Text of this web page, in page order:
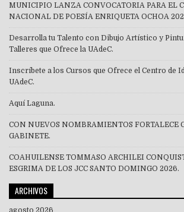
MUNICIPIO LANZA CONVOCATORIA PARA EL
NACIONAL DE POESÍA ENRIQUETA OCHOA
Desarrolla tu Talento con Dibujo Artístico y
Talleres que Ofrece la UAdeC.
Inscríbete a los Cursos que Ofrece el Centro de
UAdeC.
Aquí Laguna.
CON NUEVOS NOMBRAMIENTOS FORTALECE
GABINETE.
COAHUILENSE TOMMASO ARCHILEI
ESGRIMA DE LOS JCC SANTO DOMINGO 2026.
ARCHIVOS
agosto 2026